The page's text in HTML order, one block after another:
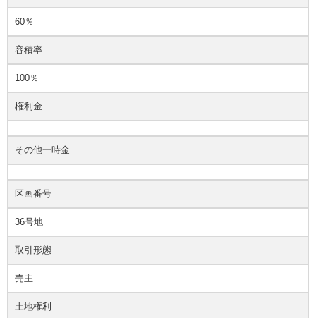
60％
容積率
100％
権利金
その他一時金
区画番号
36号地
取引形態
売主
土地権利